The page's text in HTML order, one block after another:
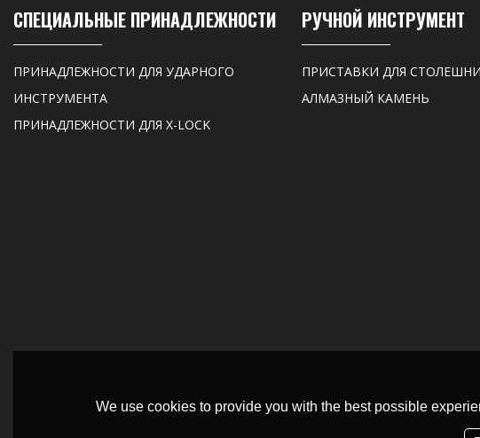
СПЕЦИАЛЬНЫЕ ПРИНАДЛЕЖНОСТИ
ПРИНАДЛЕЖНОСТИ ДЛЯ УДАРНОГО
ИНСТРУМЕНТА
ПРИНАДЛЕЖНОСТИ ДЛЯ X-LOCK
РУЧНОЙ ИНСТРУМЕНТ
ПРИСТАВКИ ДЛЯ
АЛМАЗНЫЙ КАМЕНЬ
We use cookies to provide you with the best possible